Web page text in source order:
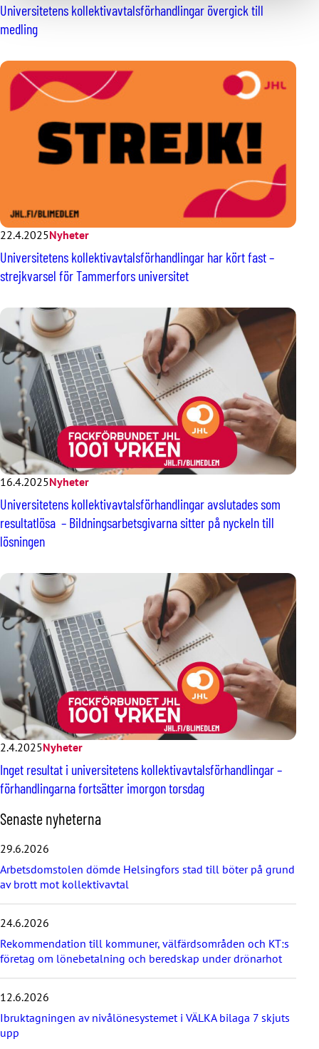
Universitetens kollektivavtalsförhandlingar övergick till
medling
22.4.2025Nyheter
Universitetens kollektivavtalsförhandlingar har kört fast –
strejkvarsel för Tammerfors universitet
16.4.2025Nyheter
Universitetens kollektivavtalsförhandlingar avslutades som
resultatlösa – Bildningsarbetsgivarna sitter på nyckeln till
lösningen
2.4.2025Nyheter
Inget resultat i universitetens kollektivavtalsförhandlingar –
förhandlingarna fortsätter imorgon torsdag
H
o
p
p
a
ö
v
r
d
e
n
a
s
Senaste nyheterna
29.6.2026
Arbetsdomstolen dömde Helsingfors stad till böter på grund
av brott mot kollektivavtal
24.6.2026
Rekommendation till kommuner, välfärdsområden och KT:s
företag om lönebetalning och beredskap under drönarhot
12.6.2026
Ibruktagningen av nivålönesystemet i VÄLKA bilaga 7 skjuts
upp